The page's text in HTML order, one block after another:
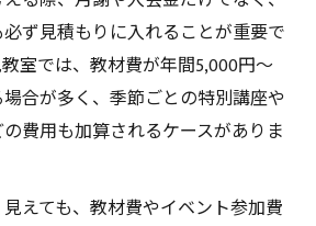
ず見積もりに入れることが重要で
室では、教材費が年間5,000円～
合が多く、季節ごとの特別講座や
費用も加算されるケースがありま
えても、教材費やイベント参加費